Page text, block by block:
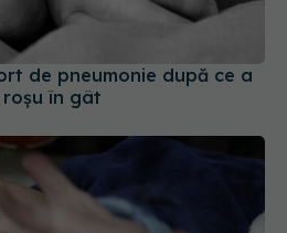
de pneumonie după ce a
în gât